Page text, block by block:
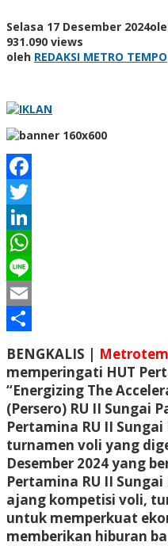
Selasa 17 Desember 2024
931.090 views
oleh REDAKSI METRO TEMPO
Facebook
Twitter
LinkedIn
WhatsApp
Line
Email
BENGKALIS |
memperingati HUT
“Energizing The
(Persero) RU II Sungai
Pertamina RU II Sungai
turnamen voli yang
Desember 2024 yang
Pertamina RU II
ajang kompetisi voli,
untuk memperkuat
memberikan hiburan